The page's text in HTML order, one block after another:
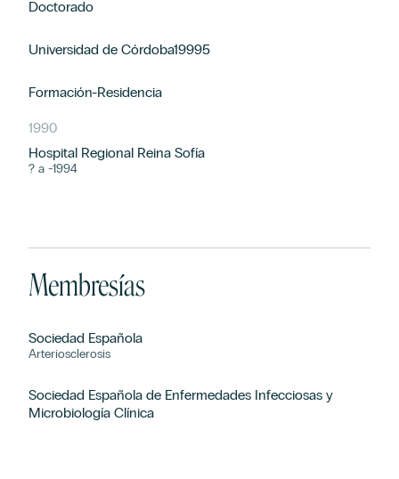
Doctorado
Universidad de Córdoba19995
Formación-Residencia
1990
Hospital Regional Reina Sofía
? a -1994
Membresías
Sociedad Española
Arteriosclerosis
Sociedad Española de Enfermedades Infecciosas y
Microbiología Clínica